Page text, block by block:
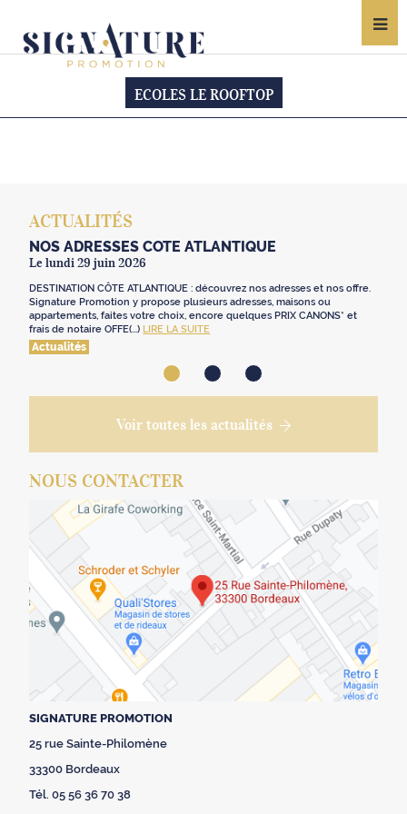
ECOLES LE ROOFTOP
ACTUALITÉS
NOS ADRESSES CÔTE ATLANTIQUE
Le lundi 29 juin 2026
DESTINATION CÔTE ATLANTIQUE : découvrez nos adresses et nos offre.
Signature Promotion y propose plusieurs adresses, maisons ou
appartements, faites votre choix, encore quelques PRIX CANONS* et
frais de notaire OFFE(...) LIRE LA SUITE
Actualités
Voir toutes les actualités
NOUS CONTACTER
SIGNATURE PROMOTION
25 rue Sainte-Philomène
33300 Bordeaux
Tél. 05 56 36 70 38